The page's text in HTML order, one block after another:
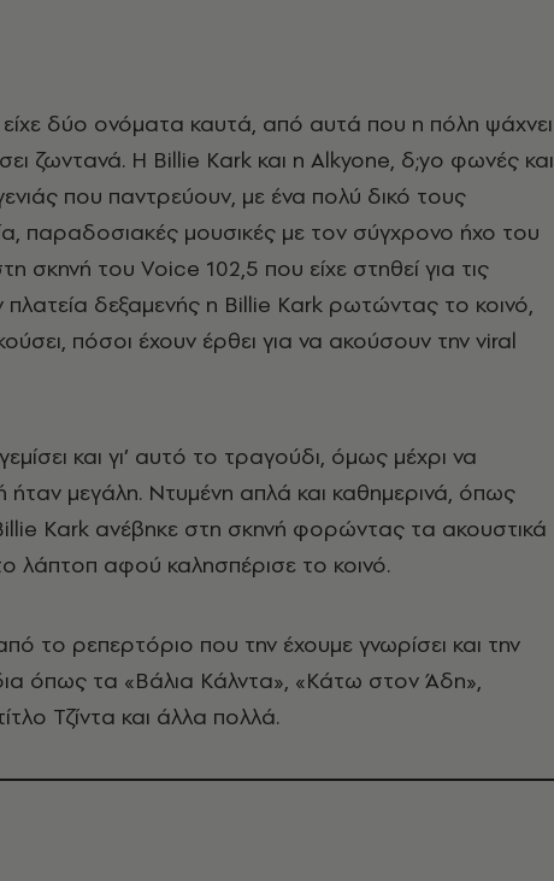
δύο ονόματα καυτά, από αυτά που η πόλη ψάχνει
ζωντανά. Η Billie Kark και η Alkyone, δ;yο φωνές και
που παντρεύουν, με ένα πολύ δικό τους
παραδοσιακές μουσικές με τον σύγχρονο ήχο του
σκηνή του Voice 102,5 που είχε στηθεί για τις
δεξαμενής η Billie Kark ρωτώντας το κοινό,
πόσοι έχουν έρθει για να ακούσουν την viral
και γι’ αυτό το τραγούδι, όμως μέχρι να
μεγάλη. Ντυμένη απλά και καθημερινά, όπως
Kark ανέβηκε στη σκηνή φορώντας τα ακουστικά
λάπτοπ αφού καλησπέρισε το κοινό.
το ρεπερτόριο που την έχουμε γνωρίσει και την
όπως τα «Βάλια Κάλντα», «Κάτω στον Άδη»,
Τζίντα και άλλα πολλά.